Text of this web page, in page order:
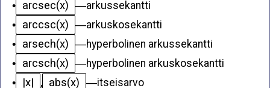
•
arcsec(x) —arkussekantti
•
arccsc(x) —arkuskosekantti
•
arsech(x) —hyperbolinen arkussekantti
•
arcsch(x) —hyperbolinen arkuskosekantti
•
|x| , abs(x) —itseisarvo